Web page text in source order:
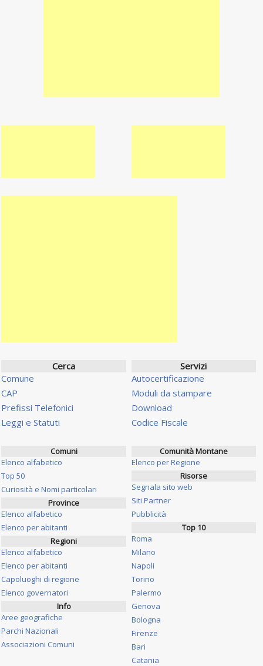
Cerca
Comune
CAP
Prefissi Telefonici
Leggi e Statuti
Servizi
Autocertificazione
Moduli da stampare
Download
Codice Fiscale
Comuni
Elenco alfabetico
Top 50
Curiosità e Nomi particolari
Province
Elenco alfabetico
Elenco per abitanti
Regioni
Elenco alfabetico
Elenco per abitanti
Capoluoghi di regione
Elenco governatori
Info
Aree geografiche
Parchi Nazionali
Associazioni Comuni
Comunità Montane
Elenco per Regione
Risorse
Segnala sito web
Siti Partner
Pubblicità
Top 10
Roma
Milano
Napoli
Torino
Palermo
Genova
Bologna
Firenze
Bari
Catania